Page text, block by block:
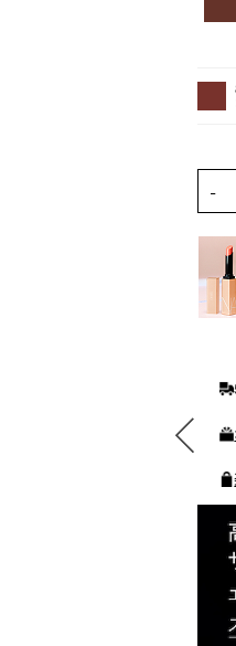
プ
を
カ
ー
ト
入
れ
-